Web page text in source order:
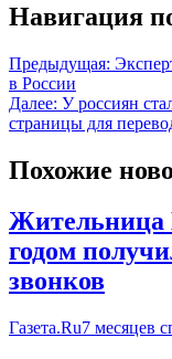
Навигация
Предыдущая:
в России
Далее: У россиян
страницы для
Похожие
годом
звонков
Газета.Ru7 месяцев